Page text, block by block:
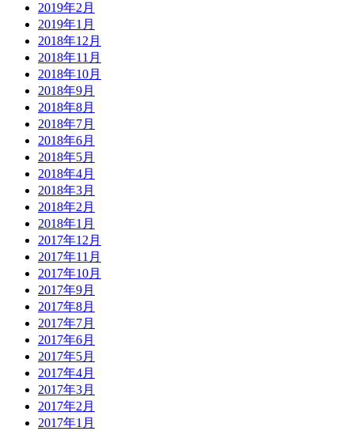
2019年2月
2019年1月
2018年12月
2018年11月
2018年10月
2018年9月
2018年8月
2018年7月
2018年6月
2018年5月
2018年4月
2018年3月
2018年2月
2018年1月
2017年12月
2017年11月
2017年10月
2017年9月
2017年8月
2017年7月
2017年6月
2017年5月
2017年4月
2017年3月
2017年2月
2017年1月